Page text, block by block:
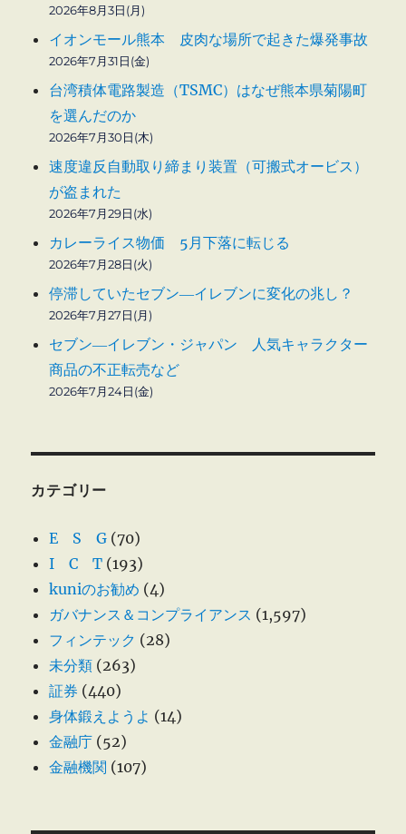
2026年8月3日(月)
イオンモール熊本 皮肉な場所で起きた爆発事故
2026年7月31日(金)
台湾積体電路製造（TSMC）はなぜ熊本県菊陽町
を選んだのか
2026年7月30日(木)
速度違反自動取り締まり装置（可搬式オービス）
が盗まれた
2026年7月29日(水)
カレーライス物価 5月下落に転じる
2026年7月28日(火)
停滞していたセブン―イレブンに変化の兆し？
2026年7月27日(月)
セブン―イレブン・ジャパン 人気キャラクター
商品の不正転売など
2026年7月24日(金)
カテゴリー
E S G (70)
I C T (193)
kuniのお勧め (4)
ガバナンス＆コンプライアンス (1,597)
フィンテック (28)
未分類 (263)
証券 (440)
身体鍛えようよ (14)
金融庁 (52)
金融機関 (107)